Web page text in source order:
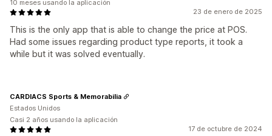
23 de enero de 2025
This is the only app that is able to change the price at POS.
Had some issues regarding product type reports, it took a
while but it was solved eventually.
10 meses usando la aplicación
17 de octubre de 2024
CARDIACS Sports & Memorabilia
Estados Unidos
Casi 2 años usando la aplicación